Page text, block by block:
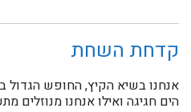
קדחת השחת
אנחנו בשיא הקיץ, החופש הגדול
הים חגיגה ואילו אנחנו מנוזלים